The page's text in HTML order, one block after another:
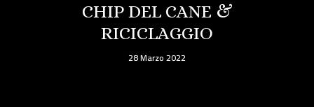
CHIP DEL CANE &
RICICLAGGIO
28 Marzo 2022